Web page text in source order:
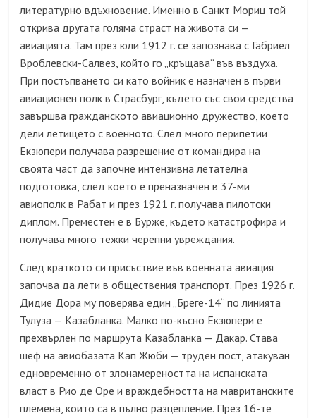
литературно вдъхновение. Именно в Санкт Мориц той
открива другата голяма страст на живота си —
авиацията. Там през юли 1912 г. се запознава с Габриел
Вроблевски-Салвез, който го „кръщава“ във въздуха.
При постъпването си като войник е назначен в първи
авиационен полк в Страсбург, където със свои средства
завършва гражданското авиационно дружество, което
дели летището с военното. След много перипетии
Екзюпери получава разрешение от командира на
своята част да започне интензивна летателна
подготовка, след което е преназначен в 37-ми
авиополк в Рабат и през 1921 г. получава пилотски
диплом. Преместен е в Бурже, където катастрофира и
получава много тежки черепни увреждания.
След краткото си присъствие във военната авиация
започва да лети в обществения транспорт. През 1926 г.
Дидие Дора му поверява един „Бреге-14“ по линията
Тулуза — Казабланка. Малко по-късно Екзюпери е
прехвърлен по маршрута Казабланка — Дакар. Става
шеф на авиобазата Кап Жюби — труден пост, атакуван
едновременно от злонамереността на испанската
власт в Рио де Оре и враждебността на мавританските
племена, които са в пълно разцепление. През 16-те